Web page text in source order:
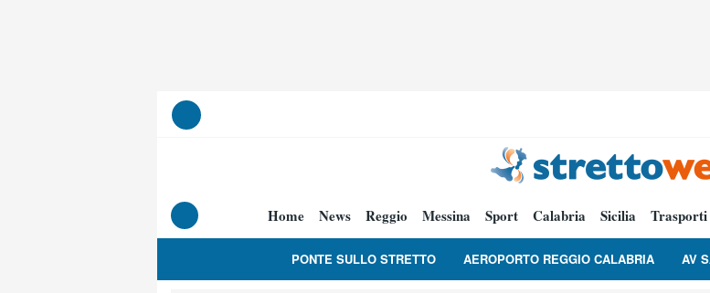
Home News Reggio Messina Sport Calabria Sicilia Trasporti
PONTE SULLO STRETTO AEROPORTO REGGIO CALABRIA AV